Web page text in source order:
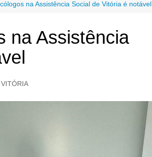
na Assistência Social de Vitória é notável
na Assistência
VITÓRIA